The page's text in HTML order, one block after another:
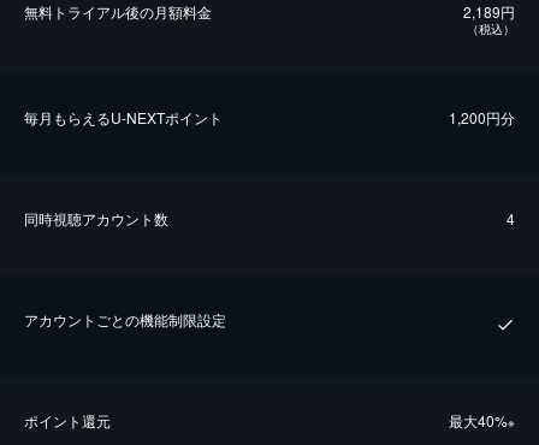
無料トライアル後の⽉額料金 2,189円
（税込）
毎⽉もらえるU-NEXTポイント 1,200円分
同時視聴アカウント数 4
アカウントごとの機能制限設定
ポイント還元 最⼤40%※